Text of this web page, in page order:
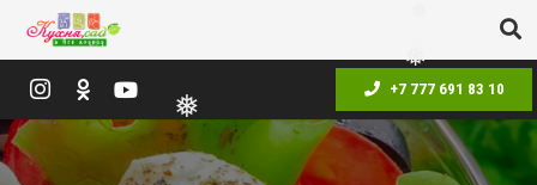
❅
❅
❅
❅
+7 777 691 83 10